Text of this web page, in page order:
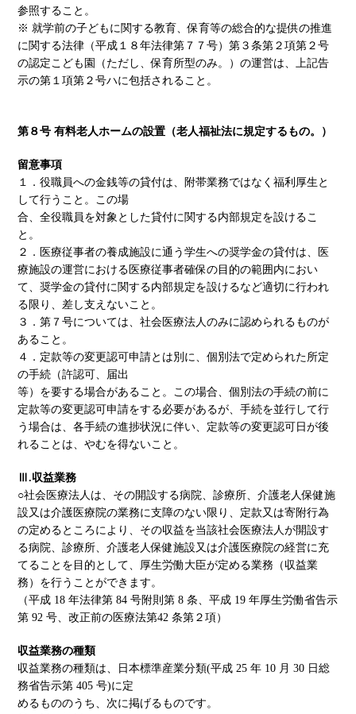
参照すること。
※ 就学前の子どもに関する教育、保育等の総合的な提供の推進
に関する法律（平成１８年法律第７７号）第３条第２項第２号
の認定こども園（ただし、保育所型のみ。）の運営は、上記告
示の第１項第２号ハに包括されること。
第８号 有料老人ホームの設置（老人福祉法に規定するもの。）
留意事項
１．役職員への金銭等の貸付は、附帯業務ではなく福利厚生と
して行うこと。この場
合、全役職員を対象とした貸付に関する内部規定を設けるこ
と。
２．医療従事者の養成施設に通う学生への奨学金の貸付は、医
療施設の運営における医療従事者確保の目的の範囲内におい
て、奨学金の貸付に関する内部規定を設けるなど適切に行われ
る限り、差し支えないこと。
３．第７号については、社会医療法人のみに認められるものが
あること。
４．定款等の変更認可申請とは別に、個別法で定められた所定
の手続（許認可、届出
等）を要する場合があること。この場合、個別法の手続の前に
定款等の変更認可申請をする必要があるが、手続を並行して行
う場合は、各手続の進捗状況に伴い、定款等の変更認可日が後
れることは、やむを得ないこと。
Ⅲ.収益業務
○社会医療法人は、その開設する病院、診療所、介護老人保健施
設又は介護医療院の業務に支障のない限り、定款又は寄附行為
の定めるところにより、その収益を当該社会医療法人が開設す
る病院、診療所、介護老人保健施設又は介護医療院の経営に充
てることを目的として、厚生労働大臣が定める業務（収益業
務）を行うことができます。
（平成 18 年法律第 84 号附則第 8 条、平成 19 年厚生労働省告示
第 92 号、改正前の医療法第42 条第２項）
収益業務の種類
収益業務の種類は、日本標準産業分類(平成 25 年 10 月 30 日総
務省告示第 405 号)に定
めるもののうち、次に掲げるものです。